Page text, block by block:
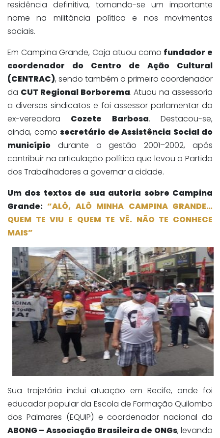
residência definitiva, tornando-se um importante
nome na militância política e nos movimentos
sociais.
Em Campina Grande, Caja atuou como fundador e
coordenador do Centro de Ação Cultural
(CENTRAC), sendo também o primeiro coordenador
da CUT Regional Borborema. Atuou na assessoria
a diversos sindicatos e foi assessor parlamentar da
ex-vereadora Cozete Barbosa. Destacou-se,
ainda, como secretário de Assistência Social do
município durante a gestão 2001–2002, após
contribuir na articulação política que levou o Partido
dos Trabalhadores a governar a cidade.
Um dos textos de sua autoria sobre Campina
Grande: “ALÔ, ALÔ MINHA CAMPINA GRANDE…
QUEM TE VIU E QUEM TE VÊ. NÃO TE CONHECE
MAIS”
Sua trajetória inclui atuação em Recife, onde foi
educador popular da Escola de Formação Quilombo
dos Palmares (EQUIP) e coordenador nacional da
ABONG – Associação Brasileira de ONGs, levando